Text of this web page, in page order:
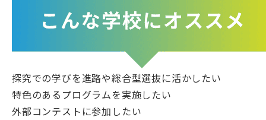
探究での学びを進路や総合型選抜に活かしたい
特色のあるプログラムを実施したい
外部コンテストに参加したい